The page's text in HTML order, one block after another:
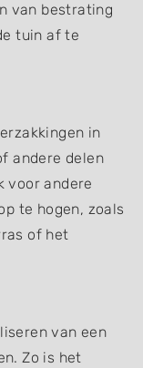
van bestrating
tuin af te
in
andere delen
voor andere
te hogen, zoals
of het
van een
Zo is het